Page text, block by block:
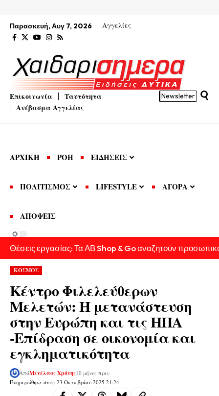
Παρασκευή, Αυγ 7, 2026 Αγγελίες
Επικοινωνία
Ταυτότητα
Ανέβασμα Αγγελίας
Newsletter
ΑΡΧΙΚΗ ΡΟΗ ΕΙΔΗΣΕΙΣ
ΠΟΛΙΤΙΣΜΟΣ LIFESTYLE ΑΓΟΡΑ
ΑΠΟΨΕΙΣ
Θέσεις εργασίας: Τα ΑΒ Shop & Go αναζητούν
ΚΟΣΜΟΣ
Κέντρο Φιλελεύθερων
Μελετών: Η μετανάστευση
στην Ευρώπη και τις ΗΠΑ
-Επίδραση σε οικονομία και
εγκληματικότητα
Ενημερώθηκε στις: 23 Οκτωβρίου 2025 21:24
ΑπόΜενέλαος Χρόνης10 μήνες πριν